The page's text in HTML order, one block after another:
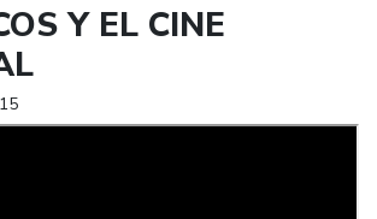
Y EL CINE